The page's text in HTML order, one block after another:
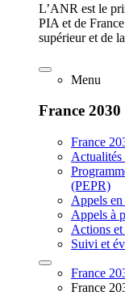
L’ANR est le
PIA et de
supérieur et de
Menu
France 2030
France
Actualités
(PEPR)
Appels
Appels à
Actions
Suivi et
France
France